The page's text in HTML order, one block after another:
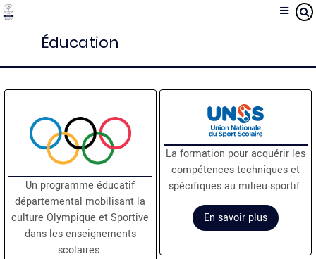
Aller
au
Éducation
Un programme éducatif
départemental mobilisant la
culture Olympique et Sportive
dans les enseignements
scolaires.
La formation pour acquérir les
compétences techniques et
spécifiques au milieu sportif.
En savoir plus
Panneau de gestion des cookies